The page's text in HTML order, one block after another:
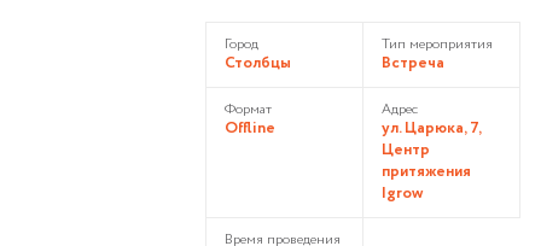
Город
Столбцы
Тип мероприятия
Встреча
Формат
Offline
Адрес
ул. Царюка, 7,
Центр
притяжения
Igrow
Время проведения